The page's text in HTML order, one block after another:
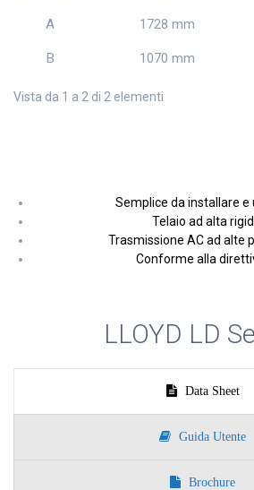
A 1728 mm
B 1070 mm
Vista da 1 a 2 di 2 elementi
Semplice da installare e
Telaio ad alta
Trasmissione AC ad alte
Conforme alla
LLOYD LD
Data Sheet
Guida Utente
Brochure